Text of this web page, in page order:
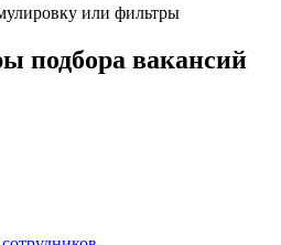
или фильтры
подбора вакансий